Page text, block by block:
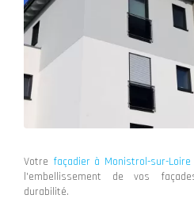
Votre façadier à Monistrol-sur-Loire
l'embellissement de vos
durabilité.